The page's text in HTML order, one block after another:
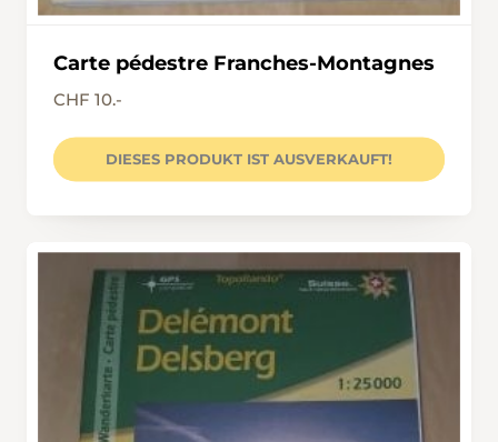
Carte pédestre Franches-Montagnes
CHF 10.-
DIESES PRODUKT IST AUSVERKAUFT!